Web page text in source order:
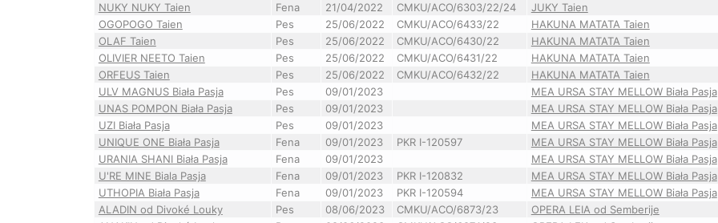
NUKY NUKY Taien
Fena 21/04/2022 CMKU/ACO/6303/22/24 JUKY Taien
OGOPOGO Taien
Pes 25/06/2022 CMKU/ACO/6433/22 HAKUNA MATATA Taien
OLAF Taien
Pes 25/06/2022 CMKU/ACO/6430/22 HAKUNA MATATA Taien
OLIVIER NEETO Taien
Pes 25/06/2022 CMKU/ACO/6431/22 HAKUNA MATATA Taien
ORFEUS Taien
Pes 25/06/2022 CMKU/ACO/6432/22 HAKUNA MATATA Taien
ULV MAGNUS Biała Pasja
Pes 09/01/2023 MEA URSA STAY MELLOW Biała Pasja
UNAS POMPON Biała Pasja
Pes 09/01/2023 MEA URSA STAY MELLOW Biała Pasja
UZI Biała Pasja
Pes 09/01/2023 MEA URSA STAY MELLOW Biała Pasja
UNIQUE ONE Biała Pasja
Fena 09/01/2023 PKR I-120597 MEA URSA STAY MELLOW Biała Pasja
URANIA SHANI Biała Pasja
Fena 09/01/2023 MEA URSA STAY MELLOW Biała Pasja
U'RE MINE Biala Pasja
Fena 09/01/2023 PKR I-120832 MEA URSA STAY MELLOW Biała Pasja
UTHOPIA Biała Pasja
Fena 09/01/2023 PKR I-120594 MEA URSA STAY MELLOW Biała Pasja
ALADIN od Divoké Louky
Pes 08/06/2023 CMKU/ACO/6873/23 OPERA LEIA od Semberije